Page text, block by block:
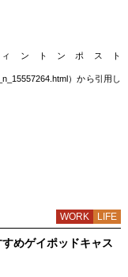
ントンポスト
）から引用し
LIFE
WORK
すめゲイポッドキャス